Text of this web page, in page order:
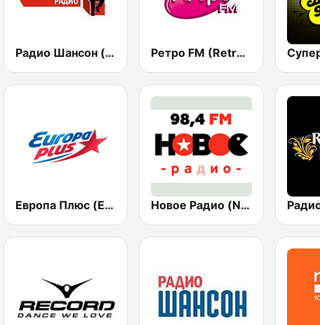
Радио Шансон (Chanson) Ретро FM (Retro FM)
Европа Плюс (Europa Plus) Новое Радио (New Radio, Novoe Radio)